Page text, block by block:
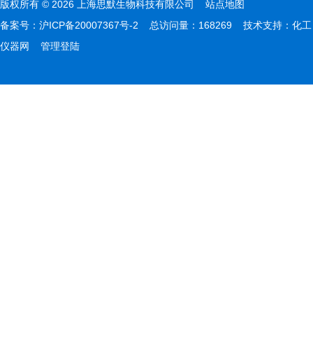
版权所有 © 2026 上海思默生物科技有限公司 站点地图
备案号： 沪ICP备20007367号-2 总访问量：168269 技术支持： 化工
仪器网
管理登陆